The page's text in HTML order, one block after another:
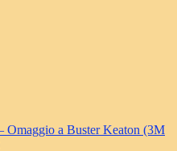
Omaggio a Buster Keaton (3M